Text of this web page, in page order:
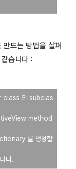
드는 방법을 살펴
습니다 :
class 의 subclas
method
를 생성합
다.